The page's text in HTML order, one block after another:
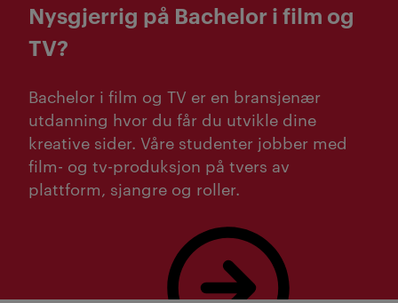
Nysgjerrig på Bachelor i film og
TV?
Bachelor i film og TV er en bransjenær
utdanning hvor du får du utvikle dine
kreative sider. Våre studenter jobber med
film- og tv-produksjon på tvers av
plattform, sjangre og roller.